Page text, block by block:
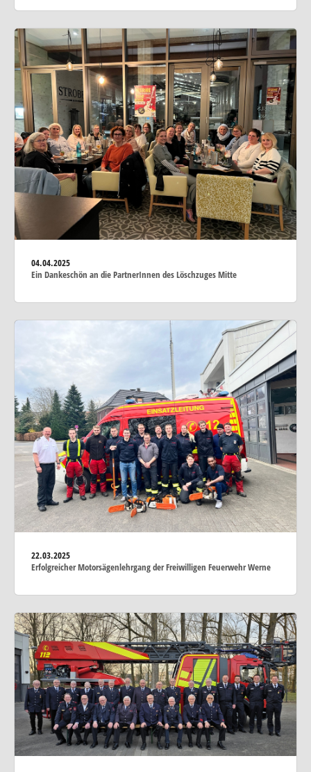
04.04.2025
Ein Dankeschön an die PartnerInnen des Löschzuges Mitte
22.03.2025
Erfolgreicher Motorsägenlehrgang der Freiwilligen Feuerwehr Werne